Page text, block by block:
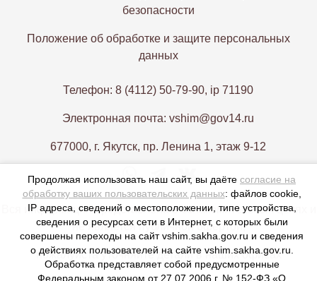
безопасности
Положение об обработке и защите персональных
данных
Телефон: 8 (4112) 50-79-90, ip 71190
Электронная почта: vshim@gov14.ru
677000, г. Якутск, пр. Ленина 1, этаж 9-12
Вся информация представлена в ознакомительных целях и
не является публичной офертой,
пожалуйста уточняйте детали в наших офисах
Продолжая использовать наш сайт, вы даёте согласие на
обработку ваших пользовательских данных: файлов cookie,
IP адреса, сведений о местоположении, типе устройства,
сведения о ресурсах сети в Интернет, с которых были
совершены переходы на сайт vshim.sakha.gov.ru и сведения
о действиях пользователей на сайте vshim.sakha.gov.ru.
Обработка представляет собой предусмотренные
Федеральным законом от 27.07.2006 г. № 152-ФЗ «О